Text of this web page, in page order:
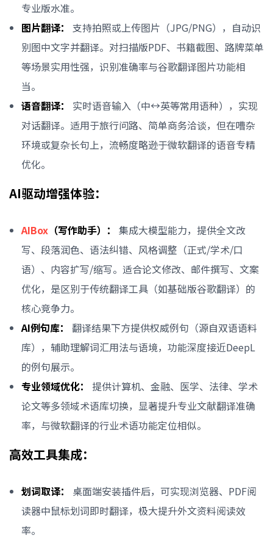
专业版水准。
图片翻译：
支持拍照或上传图片（JPG/PNG），自动识
别图中文字并翻译。对扫描版PDF、书籍截图、路牌菜单
等场景实用性强，识别准确率与谷歌翻译图片功能相
当。
语音翻译：
实时语音输入（中↔英等常用语种），实现
对话翻译。适用于旅行问路、简单商务洽谈，但在嘈杂
环境或复杂长句上，流畅度略逊于微软翻译的语音专精
优化。
AI驱动增强体验：
AIBox （写作助手）：
集成大模型能力，提供全文改
写、段落润色、语法纠错、风格调整（正式/学术/口
语）、内容扩写/缩写。适合论文修改、邮件撰写、文案
优化，是区别于传统翻译工具（如基础版谷歌翻译）的
核心竞争力。
AI例句库：
翻译结果下方提供权威例句（源自双语语料
库），辅助理解词汇用法与语境，功能深度接近DeepL
的例句展示。
专业领域优化：
提供计算机、金融、医学、法律、学术
论文等多领域术语库切换，显著提升专业文献翻译准确
率，与微软翻译的行业术语功能定位相似。
高效工具集成：
划词取译：
桌面端安装插件后，可实现浏览器、PDF阅
读器中鼠标划词即时翻译，极大提升外文资料阅读效
率。